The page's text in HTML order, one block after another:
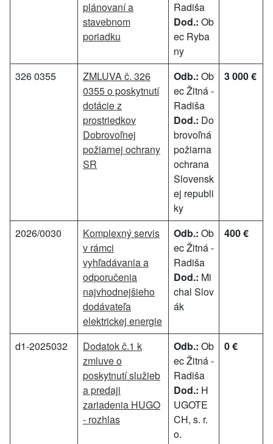
plánovaní a
stavebnom
poriadku
Radiša
Dod.: Ob
ec Ryba
ny
326 0355
ZMLUVA č. 326
0355 o poskytnutí
dotácie z
prostriedkov
Dobrovoľnej
požiarnej ochrany
SR
Odb.: Ob
ec Žitná -
Radiša
Dod.: Do
brovoľná
požiarna
ochrana
Slovensk
ej republi
ky
3 000 €
2026/0030
Komplexný servis
v rámci
vyhľadávania a
odporučenia
najvhodnejšieho
dodávateľa
elektrickej energie
Odb.: Ob
ec Žitná -
Radiša
Dod.: Mi
chal Slov
ák
400 €
d1-2025032
Dodatok č.1 k
zmluve o
poskytnutí služieb
a predaji
zariadenia HUGO
- rozhlas
Odb.: Ob
ec Žitná -
Radiša
Dod.: H
UGOTE
CH, s. r.
o.
0 €